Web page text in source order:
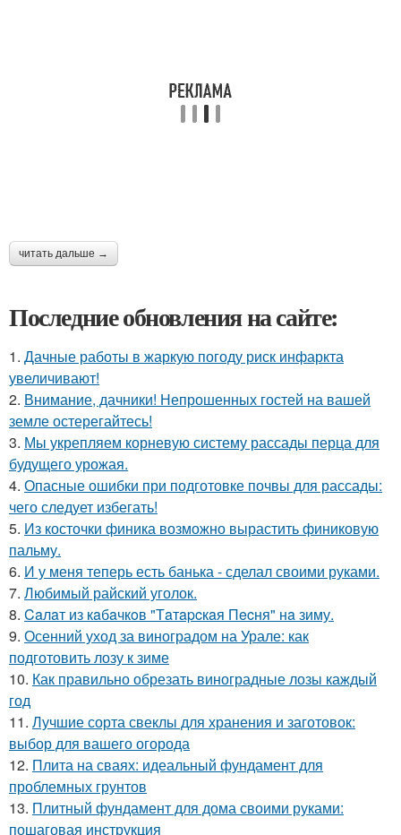
читать дальше →
Последние обновления на сайте:
1. Дачные работы в жаркую погоду риск инфаркта
увеличивают!
2. Внимание, дачники! Непрошенных гостей на вашей
земле остерегайтесь!
3. Мы укрепляем корневую систему рассады перца для
будущего урожая.
4. Опасные ошибки при подготовке почвы для рассады:
чего следует избегать!
5. Из косточки финика возможно вырастить финиковую
пальму.
6. И у меня теперь есть банька - сделал своими руками.
7. Любимый райский уголок.
8. Caлaт из кaбaчкoв "Тaтapcкaя Пecня" нa зиму.
9. Осенний уход за виноградом на Урале: как
подготовить лозу к зиме
10. Как правильно обрезать виноградные лозы каждый
год
11. Лучшие сорта свеклы для хранения и заготовок:
выбор для вашего огорода
12. Плита на сваях: идеальный фундамент для
проблемных грунтов
13. Плитный фундамент для дома своими руками:
пошаговая инструкция